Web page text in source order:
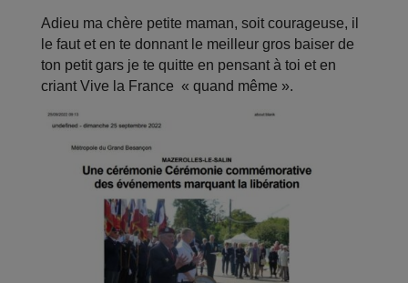
Adieu ma chère petite maman, soit courageuse, il
le faut et en te donnant le meilleur gros baiser de
ton petit gars je te quitte en pensant à toi et en
criant Vive la France « quand même ».